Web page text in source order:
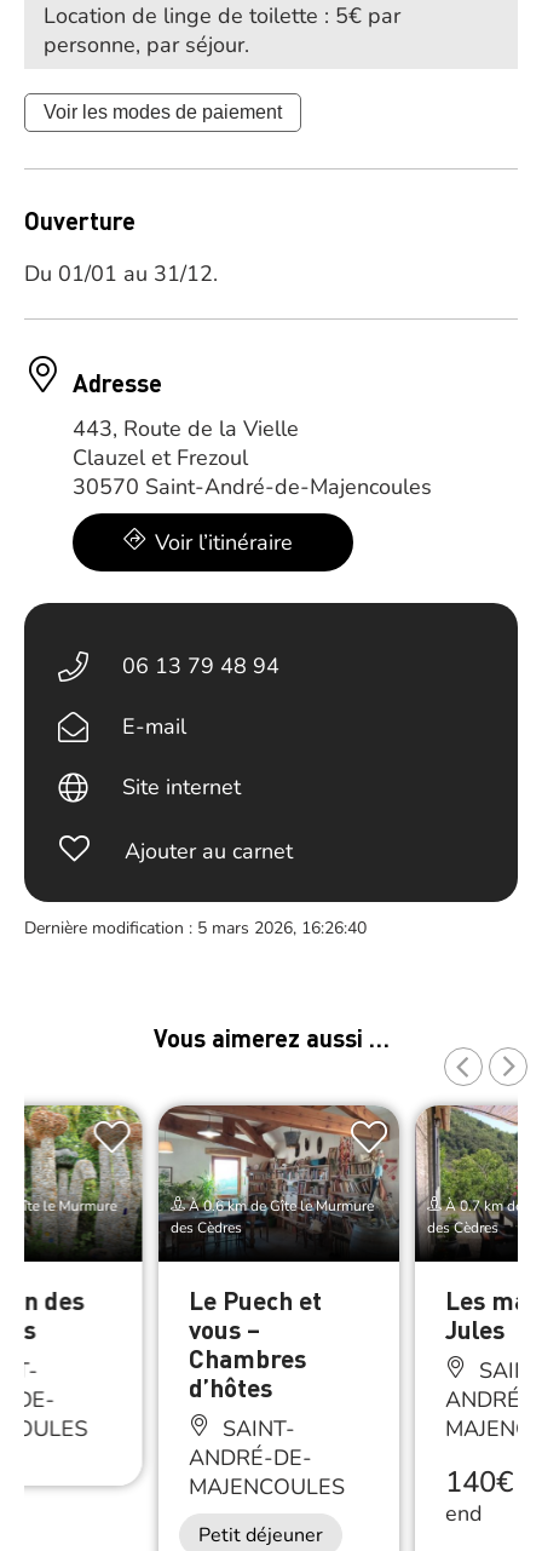
Location de linge de toilette : 5€ par
personne, par séjour.
Voir les modes de paiement
Ouverture
Du 01/01 au 31/12.
Adresse
443, Route de la Vielle
Clauzel et Frezoul
30570 Saint-André-de-Majencoules
Voir l’itinéraire
06 13 79 48 94
E-mail
Site internet
Ajouter au carnet
Dernière modification : 5 mars 2026, 16:26:40
Vous aimerez aussi …
Gîte le Murmure
des
DE-
À 0.6 km de Gîte le Murmure
des Cèdres
Le Puech et
vous –
Chambres
d’hôtes
SAINT-
ANDRÉ-DE-
MAJENCOULES
Petit déjeuner
À 0.7 km de
des Cèdres
Les
Jules
ANDRÉ-
140€/
end